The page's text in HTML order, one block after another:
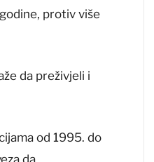
protiv više
da preživjeli i
od 1995. do